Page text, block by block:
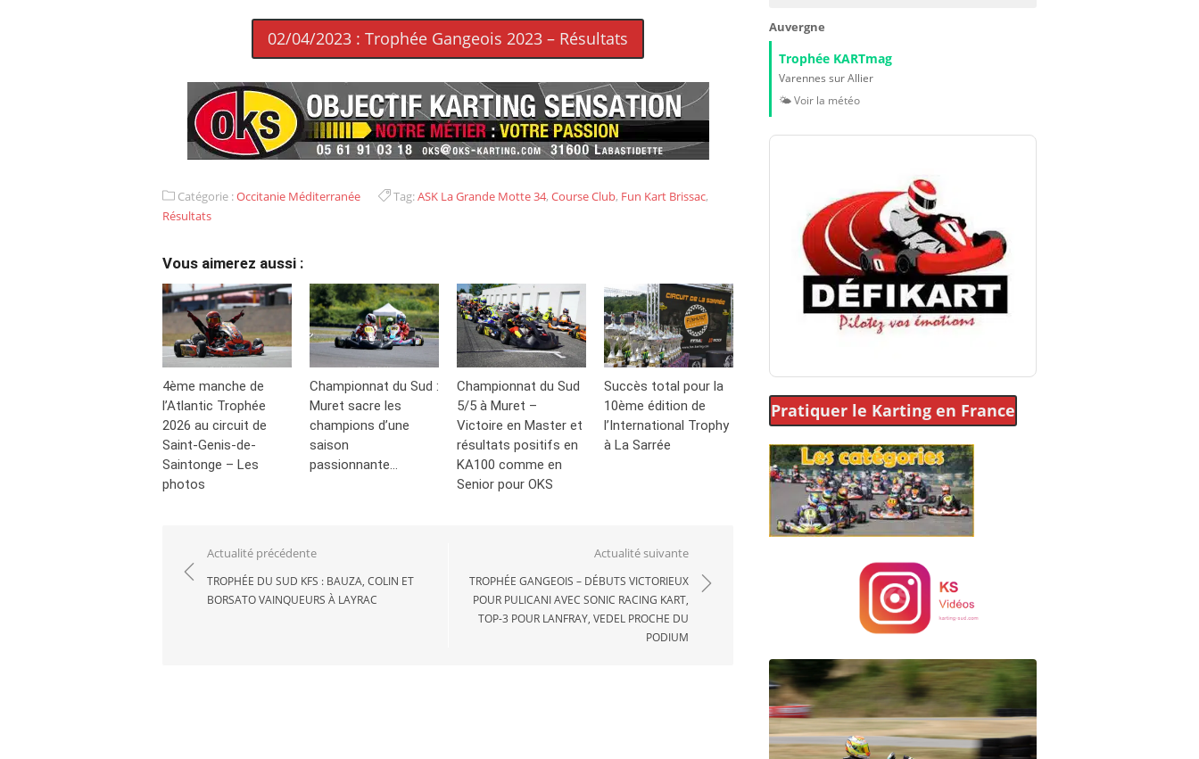
02/04/2023 : Trophée Gangeois 2023 – Résultats
Catégorie :Occitanie Méditerranée Tag:ASK La Grande Motte 34, Course Club, Fun Kart Brissac,
Résultats
Vous aimerez aussi :
4ème manche de
l’Atlantic Trophée
2026 au circuit de
Saint-Genis-de-
Saintonge – Les
photos
Championnat du Sud :
Muret sacre les
champions d’une
saison
passionnante…
Championnat du Sud
5/5 à Muret –
Victoire en Master et
résultats positifs en
KA100 comme en
Senior pour OKS
Succès total pour la
10ème édition de
l’International Trophy
à La Sarrée
Navigation
de
l’article
Actualité précédente
TROPHÉE DU SUD KFS : BAUZA, COLIN ET
BORSATO VAINQUEURS À LAYRAC
Actualité suivante
TROPHÉE GANGEOIS – DÉBUTS VICTORIEUX
POUR PULICANI AVEC SONIC RACING KART,
TOP-3 POUR LANFRAY, VEDEL PROCHE DU
PODIUM
Auvergne
Trophée KARTmag
Varennes sur Allier
🌤️ Voir la météo
Pratiquer le Karting en France